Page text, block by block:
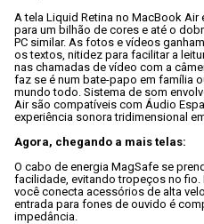
A tela Liquid Retina no MacBook
para um bilhão de cores e até o
PC similar. As fotos e vídeos
os textos, nitidez para facilitar a
nas chamadas de vídeo com a
faz se é num bate-papo em família
mundo todo. Sistema de som
Air são compatíveis com Áudio
experiência sonora tridimensional
Agora, chegando a mais telas:
O cabo de energia MagSafe se
facilidade, evitando tropeços no fio.
você conecta acessórios de alta
entrada para fones de ouvido é
impedância.